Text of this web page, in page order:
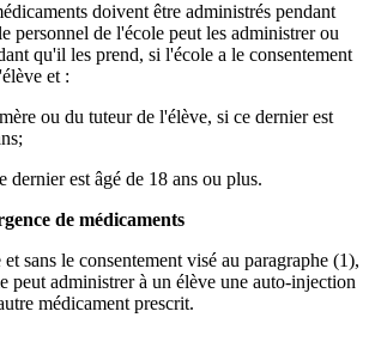
doivent être administrés pendant
personnel de l'école peut les administrer ou
qu'il les prend, si l'école a le consentement
et :
ou du tuteur de l'élève, si ce dernier est
dernier est âgé de 18 ans ou plus.
de médicaments
sans le consentement visé au paragraphe (1),
peut administrer à un élève une auto-injection
médicament prescrit.